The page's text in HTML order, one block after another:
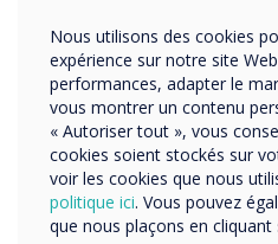
largest brand
sixth within
Nous utilisons des cookies
expérience sur notre site
performances, adapter le
vous montrer un contenu
« Autoriser tout », vous
cookies soient stockés sur
voir les cookies que nous
politique ici. Vous pouvez
que nous plaçons en cliquant
Organisation Name
Nous aimerions vous
et services par e-mail,
J'accepte de recevoir
Clevertouch.